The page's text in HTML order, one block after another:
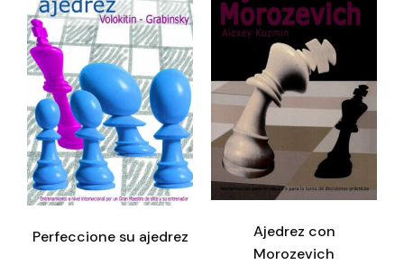
Perfeccione su ajedrez
Ajedrez con
Morozevich